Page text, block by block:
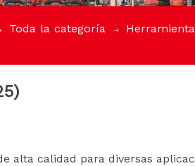
Toda la categoría
alta calidad para diversas